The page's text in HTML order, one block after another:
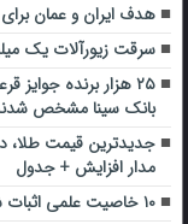
هدف ایران و عمان
سرقت زیورآلات یک
۲۵ هزار برنده
بانک سینا مشخص
مدار افزایش + جدول
۱۰ خاصیت علمی اثبات شده نخود برای سلامتی